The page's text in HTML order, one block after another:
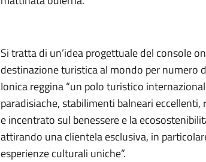
Si tratta di un’idea progettuale del console
destinazione turistica al mondo per numero
Ionica reggina “un polo turistico
paradisiache, stabilimenti balneari
e incentrato sul benessere e la
attirando una clientela esclusiva, in
esperienze culturali uniche”.